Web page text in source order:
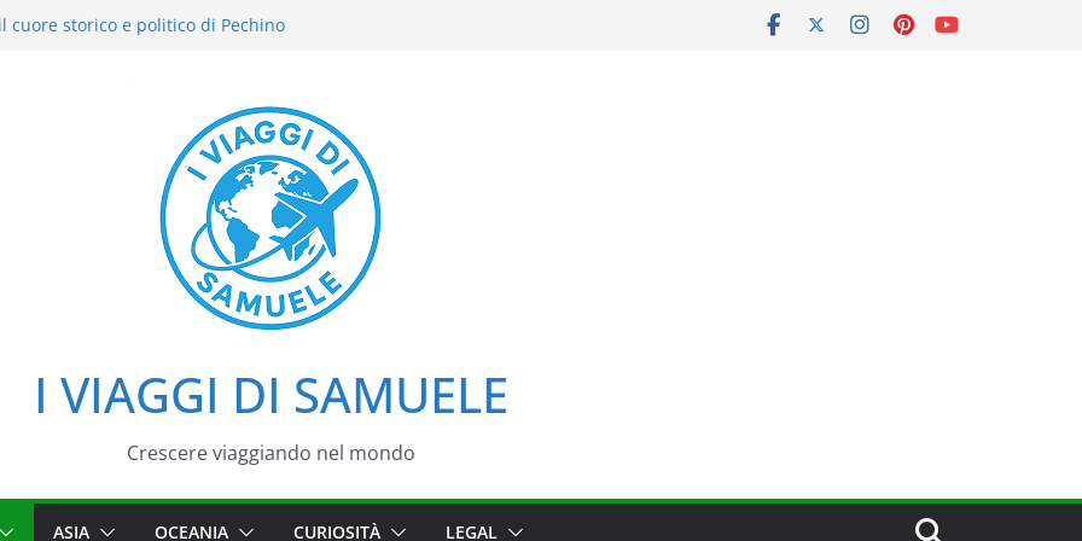
cuore storico e politico di Pechino
d’Estate tra loto, camminate e
tra imperatori, simboli e cortili
I VIAGGI DI SAMUELE
Crescere viaggiando nel mondo
ASIA OCEANIA CURIOSITÀ LEGAL